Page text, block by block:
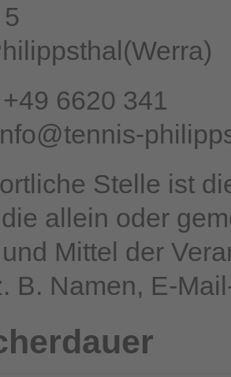
6620 341
Stelle ist
allein oder
Mittel der
B. Namen, E-